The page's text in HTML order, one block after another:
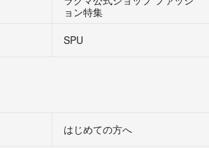
ョン特集
SPU
はじめての方へ